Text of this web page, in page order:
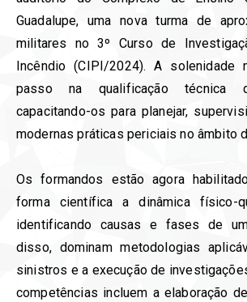
Guadalupe, uma nova turma de
militares no 3º Curso de
Incêndio (CIPI/2024). A solenidade
passo na qualificação técnica
capacitando-os para planejar,
modernas práticas periciais no âmbito
Os formandos estão agora
forma científica a dinâmica físico-
identificando causas e fases de
disso, dominam metodologias
sinistros e a execução de
competências incluem a elaboração